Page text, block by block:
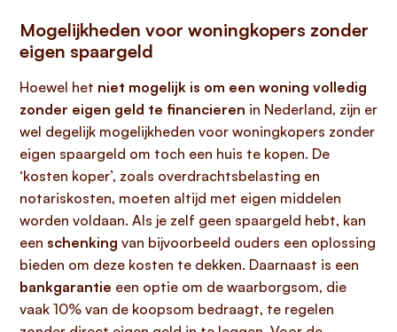
Mogelijkheden voor woningkopers zonder
eigen spaargeld
Hoewel het niet mogelijk is om een woning volledig
zonder eigen geld te financieren in Nederland, zijn er
wel degelijk mogelijkheden voor woningkopers zonder
eigen spaargeld om toch een huis te kopen. De
‘kosten koper’, zoals overdrachtsbelasting en
notariskosten, moeten altijd met eigen middelen
worden voldaan. Als je zelf geen spaargeld hebt, kan
een schenking van bijvoorbeeld ouders een oplossing
bieden om deze kosten te dekken. Daarnaast is een
bankgarantie een optie om de waarborgsom, die
vaak 10% van de koopsom bedraagt, te regelen